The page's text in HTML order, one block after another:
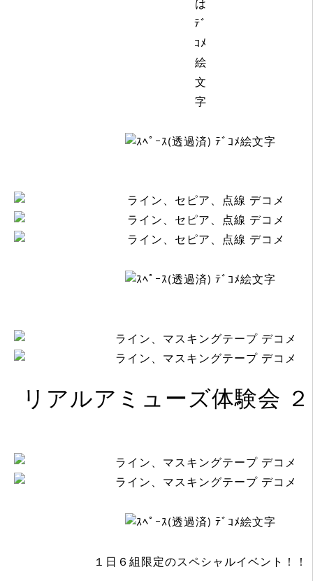
リアルアミューズ体験会
１日６組限定のスペシャルイベント！！